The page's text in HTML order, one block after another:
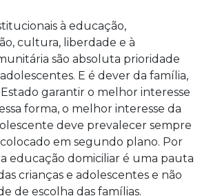
à educação,
cultura, liberdade e à
são absoluta prioridade
E é dever da família,
garantir o melhor interesse
forma, o melhor interesse da
deve prevalecer sempre
em segundo plano. Por
educação domiciliar é uma pauta
crianças e adolescentes e não
de escolha das famílias.